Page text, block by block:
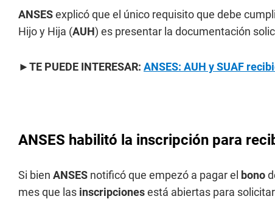
ANSESexplicó que el único requisito que debe
Hijo y Hija (AUH) es presentar la documentación
►TE PUEDE INTERESAR: ANSES: AUH y SUAF
ANSES habilitó la inscripción para
Si bien ANSES notificó que empezó a pagar el bono
mes que las inscripcionesestá abiertas para